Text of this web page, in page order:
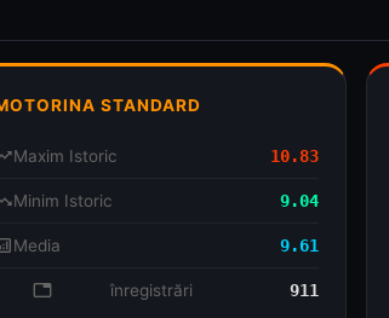
STANDARD
Maxim Istoric 10.83
Minim Istoric 9.04
Media 9.61
database înregistrări 911